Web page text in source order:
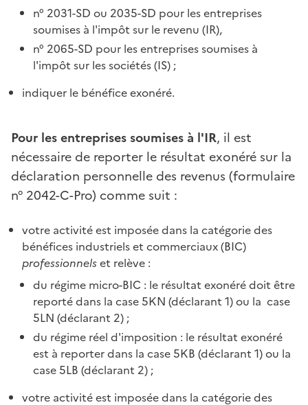
n° 2031-SD ou 2035-SD pour les entreprises
soumises à l'impôt sur le revenu (IR),
n° 2065-SD pour les entreprises soumises à
l'impôt sur les sociétés (IS) ;
indiquer le bénéfice exonéré.
Pour les entreprises soumises à l'IR, il est
nécessaire de reporter le résultat exonéré sur la
déclaration personnelle des revenus (formulaire
n° 2042-C-Pro) comme suit :
votre activité est imposée dans la catégorie des
bénéfices industriels et commerciaux (BIC)
professionnelset relève :
du régime micro-BIC : le résultat exonéré doit être
reporté dans la case 5KN (déclarant 1) ou la case
5LN (déclarant 2) ;
du régime réel d'imposition : le résultat exonéré
est à reporter dans la case 5KB (déclarant 1) ou la
case 5LB (déclarant 2) ;
votre activité est imposée dans la catégorie des